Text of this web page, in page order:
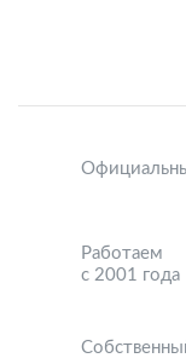
Работаем
с 2001 года